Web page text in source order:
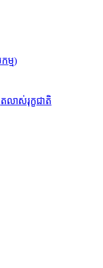
ម្ម)
លាស់​រុក្ខជាតិ